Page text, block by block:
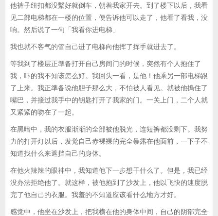
他裤子纽扣都没繫好就倒车，朝着我家开去。到了楼下以后，我看
见二部电梯都在一楼的位置，便告诉他可以走了，他看了看我，没
响。然后说了一句「我看你进电梯」
我也就不客气的管自己进了电梯向他挥了挥手就进去了。
等我到了楼层正準备打开自己房间门的时候，突然有个人抱住了
我，吓的我不知该怎么好。我回头一看，是他！他乘另一部电梯跟
了上来。我正準备说他胆子那么大，不怕被人看见。就被他摀住了
嘴巴，并接过我手中的钥匙打开了我家的门。一关上门，二个人就
又紧紧的吻在了一起。
在黑暗中，我的衣服渐渐的全部被他脱光，连短裤都没剩下。我努
力的打开灯以后，发觉自己赤裸裸的完全暴露在他面前，一下子不
知道找什么来遮挡自己的身体。
在他火辣辣的眼神中，我知道他下一步想干什么了。但是，我已经
没办法拒绝他了。就这样，被他抱到了沙发上，他以飞快的速度脱
完了他自己的衣服。我羞的不知道应该看什么地方才好。
感觉中，他坐在沙发上，把我横在他的身体中间，自己的阴部完全